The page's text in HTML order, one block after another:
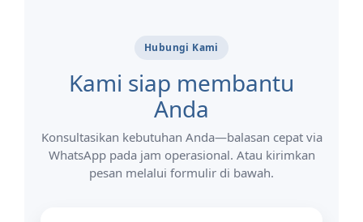
Hubungi Kami
Kami siap membantu
Anda
Konsultasikan kebutuhan Anda—balasan cepat via
WhatsApp pada jam operasional. Atau kirimkan
pesan melalui formulir di bawah.